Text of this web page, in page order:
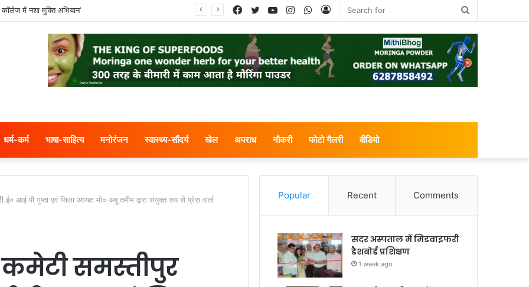
कॉलेज में नशा मुक्ति अभियान’
Log
WhatsApp
Instagram
YouTube
Twitter
Facebook
धर्म-कर्म भाषा-साहित्य मनोरंजन स्वास्थ्य-सौंदर्य खेल अपराध नौकरी फोटो गैलरी वीडियो
आई पी गुप्ता एवं जिला अध्यक्ष मो० अबू तमीम द्वारा संयुक्त रूप से प्रेस वार्ता
कमेटी समस्तीपुर
Popular Recent Comments
सदर अस्पताल में मिडवाइफरी
डैशबोर्ड प्रशिक्षण
1 week ago